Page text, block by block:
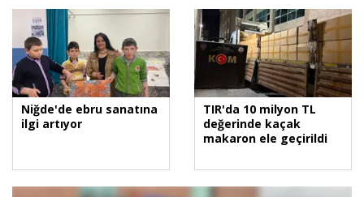
Niğde'de ebru sanatına
ilgi artıyor
TIR'da 10 milyon TL
değerinde kaçak
makaron ele geçirildi